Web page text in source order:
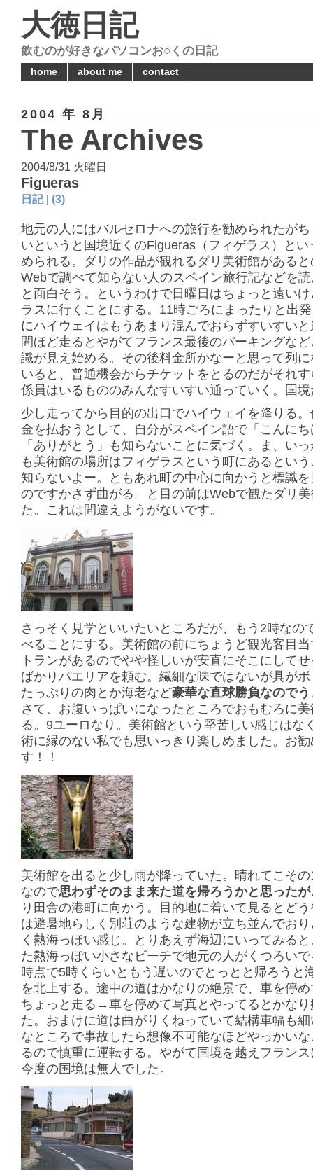
大徳日記
飲むのが好きなパソコンお○くの日記
home about me contact
2004 年 8月
The Archives
2004/8/31 火曜日
Figueras
日記| (3)
地元の人にはバルセロナへの旅行を勧められたが
いというと国境近くのFigueras（フィゲラス）とい
められる。ダリの作品が観れるダリ美術館がある
Webで調べて知らない人のスペイン旅行記などを
と面白そう。というわけで日曜日はちょっと遠い
ラスに行くことにする。11時ごろにまったりと出
にハイウェイはもうあまり混んでおらずすいすい
間ほど走るとやがてフランス最後のパーキングな
識が見え始める。その後料金所かなーと思って列
いると、普通機会からチケットをとるのだがそれ
係員はいるもののみんなすいすい通っていく。国
少し走ってから目的の出口でハイウェイを降りる
金を払おうとして、自分がスペイン語で「こんに
「ありがとう」も知らないことに気づく。ま、い
も美術館の場所はフィゲラスという町にあるとい
知らないよー。ともあれ町の中心に向かうと標識
のですかさず曲がる。と目の前はWebで観たダリ
た。これは間違えようがないです。
さっそく見学といいたいところだが、もう2時なの
べることにする。美術館の前にちょうど観光客目
トランがあるのでやや怪しいが安直にそこにして
ばかりパエリアを頼む。繊細な味ではないが具が
たっぷりの肉とか海老など豪華な直球勝負なので
さて、お腹いっぱいになったところでおもむろに
る。9ユーロなり。美術館という堅苦しい感じはな
術に縁のない私でも思いっきり楽しめました。お勧
す！！
美術館を出ると少し雨が降っていた。晴れてこそ
なので思わずそのまま来た道を帰ろうかと思ったが
り田舎の港町に向かう。目的地に着いて見るとど
は避暑地らしく別荘のような建物が立ち並んでお
く熱海っぽい感じ。とりあえず海辺にいってみる
た熱海っぽい小さなビーチで地元の人がくつろい
時点で5時くらいともう遅いのでとっとと帰ろうと
を北上する。途中の道はかなりの絶景で、車を停
ちょっと走る→車を停めて写真とやってるとかなり
た。おまけに道は曲がりくねっていて結構車幅も
なところで事故したら想像不可能なほどやっかい
るので慎重に運転する。やがて国境を越えフラン
今度の国境は無人でした。